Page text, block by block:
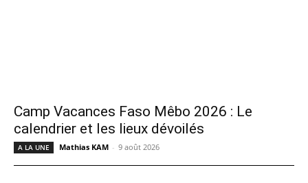
Camp Vacances Faso Mêbo 2026 : Le
calendrier et les lieux dévoilés
A LA UNE Mathias KAM - 9 août 2026